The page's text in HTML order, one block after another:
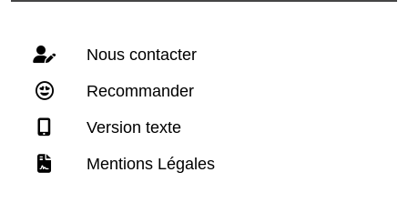
Nous contacter
Recommander
Version texte
Mentions Légales